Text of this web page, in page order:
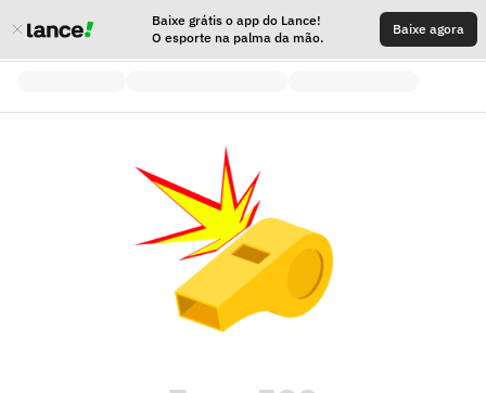
Baixe grátis o app do Lance!
O esporte na palma da mão.
Baixe agora